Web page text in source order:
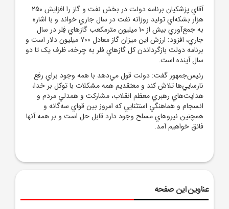
آقاي پزشکيان برنامه دولت در بخش نفت و گاز را افزايش 250
هزار بشکه‌اي توليد روزانه نفت در سال جاري خواند و با اشاره
به جمع‌آوري بيش از 10 ميليون مترمکعب گازهاي فِلر در سال
جاري، افزود: ارزش اين ميزان گاز معادل 700 ميليون دلار است و
برنامه دولت بازگرداندن کل گازهاي فلر به چرخه، ظرف يک تا دو
سال آينده است.
رئيس‌جمهور گفت: دولت قول مي‌دهد با همه وجود براي رفع
نارسايي‌ها تلاش کند و معتقديم همه مشکلات با توکل بر خدا،
هدايت‌هاي رهبري معظم انقلاب، مشارکت و همدلي مردم و
انسجام و هماهنگي استثنايي که امروز بين قواي سه‌گانه و
همچنين نيروهاي مسلح وجود دارد قابل حل است و بر همه آنها
فائق خواهيم آمد.
عناوین این صفحه